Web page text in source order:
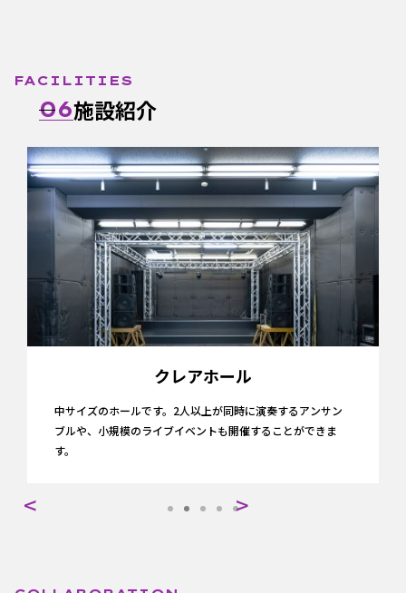
FACILITIES
06施設紹介
クレアホール
中サイズのホールです。2人以上が同時に演奏するアンサン
ブルや、小規模のライブイベントも開催することができま
す。